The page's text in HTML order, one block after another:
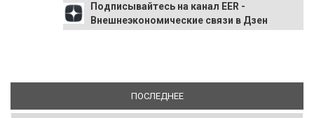
Подписывайтесь на канал EER -
Внешнеэкономические связи в Дзен
ПОСЛЕДНЕЕ(АКТИВНАЯ ВКЛАДКА)